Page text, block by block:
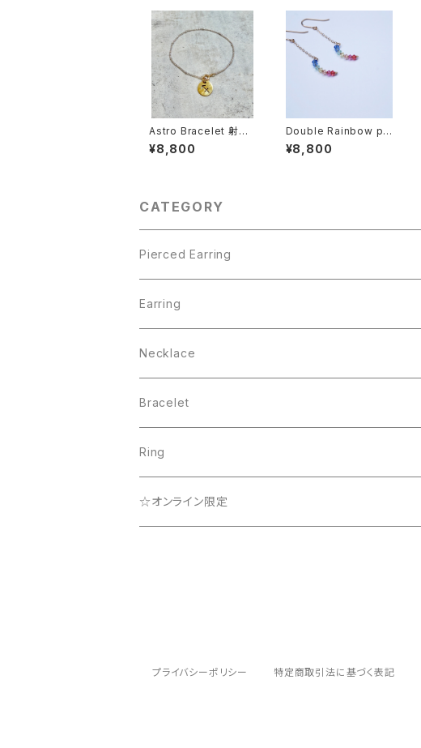
Astro Bracelet 射手
座
¥8,800
Double Rainbow pi
erced earring (Smal
l)
¥8,800
CATEGORY
Pierced Earring
Pearl Collection
BEACH
Lady
Que Sera Sera Collection
☆オンライン限定
Earring
Pearl Collection
Que Sera Sera Collection
☆オンライン限定
Necklace
☆オンライン限定
Bracelet
Lady
Ring
☆オンライン限定
プライバシーポリシー 特定商取引法に基づく表記